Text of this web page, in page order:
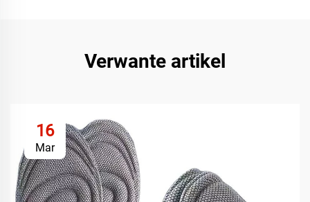
Verwante artikel
16
Mar